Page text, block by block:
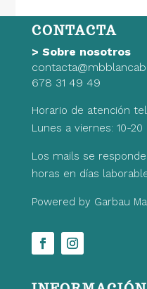
CONTACTA
> Sobre nosotros
678 31 49 49
Horario de atención
Lunes a viernes: 10-20
Los mails se
horas en días
Powered by Garbau